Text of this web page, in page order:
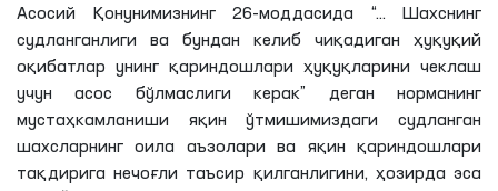
Асосий Қонунимизнинг 26-моддасида “... Шахснинг
судланганлиги ва бундан келиб чиқадиган ҳуқуқий
оқибатлар унинг қариндошлари ҳуқуқларини чеклаш
учун асос бўлмаслиги керак” деган норманинг
мустаҳкамланиши яқин ўтмишимиздаги судланган
шахсларнинг оила аъзолари ва яқин қариндошлари
тақдирига нечоғли таъсир қилганлигини, ҳозирда эса